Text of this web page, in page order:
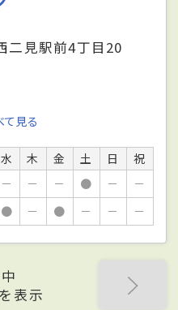
二見駅前4丁目20
て見る
水 木 金 土 日
祝
－ － － ● －
－
● － ● － － －
表示